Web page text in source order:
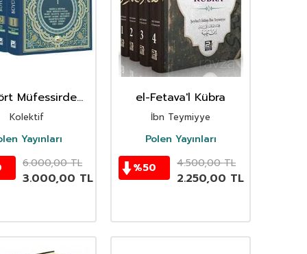
Müfessirden
Tefsiri 5
Cilt
Kolektif
Yayınları
6.000,00TL
3.000,00 TL
el-Fetava'l Kübra
İbn Teymiyye
Polen Yayınları
%50 4.500,00TL
2.250,00 TL